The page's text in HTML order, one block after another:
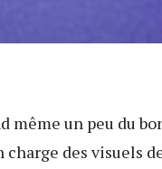
un peu du
des visuels